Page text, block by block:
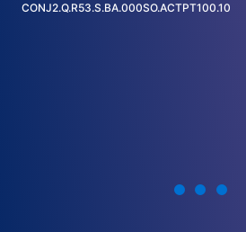
CONJ2.Q.R53.S.BA.000SO.ACTPT100.10